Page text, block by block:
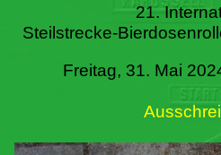
Literatur
Termine
21.
Steilstrecke-
Freitag, 31. Mai